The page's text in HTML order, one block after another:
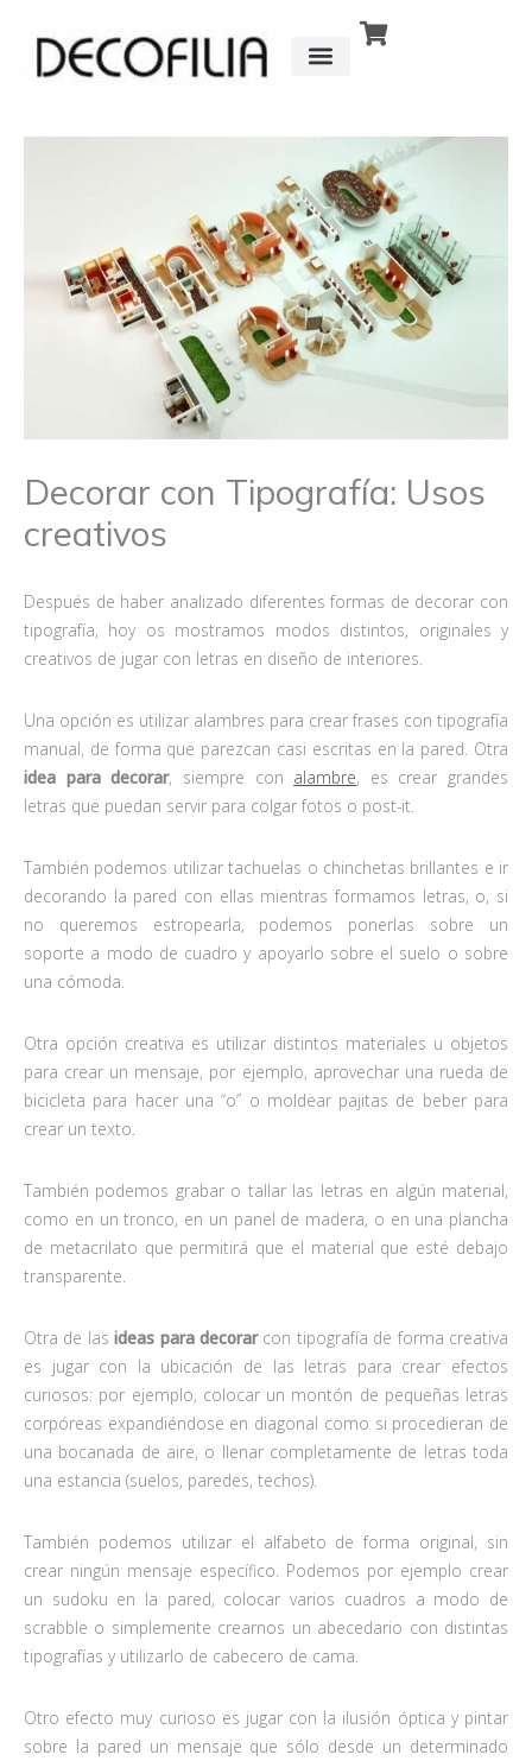
contenido
Decorar con Tipografía: Usos
creativos
Después de haber analizado diferentes formas de decorar con
tipografía, hoy os mostramos modos distintos, originales y
creativos de jugar con letras en diseño de interiores.
Una opción es utilizar alambres para crear frases con tipografía
manual, de forma que parezcan casi escritas en la pared. Otra
idea para decorar, siempre con alambre, es crear grandes
letras que puedan servir para colgar fotos o post-it.
También podemos utilizar tachuelas o chinchetas brillantes e ir
decorando la pared con ellas mientras formamos letras, o, si
no queremos estropearla, podemos ponerlas sobre un
soporte a modo de cuadro y apoyarlo sobre el suelo o sobre
una cómoda.
Otra opción creativa es utilizar distintos materiales u objetos
para crear un mensaje, por ejemplo, aprovechar una rueda de
bicicleta para hacer una “o” o moldear pajitas de beber para
crear un texto.
También podemos grabar o tallar las letras en algún material,
como en un tronco, en un panel de madera, o en una plancha
de metacrilato que permitirá que el material que esté debajo
transparente.
Otra de las ideas para decorarcon tipografía de forma creativa
es jugar con la ubicación de las letras para crear efectos
curiosos: por ejemplo, colocar un montón de pequeñas letras
corpóreas expandiéndose en diagonal como si procedieran de
una bocanada de aire, o llenar completamente de letras toda
una estancia (suelos, paredes, techos).
También podemos utilizar el alfabeto de forma original, sin
crear ningún mensaje específico. Podemos por ejemplo crear
un sudoku en la pared, colocar varios cuadros a modo de
scrabble o simplemente crearnos un abecedario con distintas
tipografías y utilizarlo de cabecero de cama.
Otro efecto muy curioso es jugar con la ilusión óptica y pintar
sobre la pared un mensaje que sólo desde un determinado